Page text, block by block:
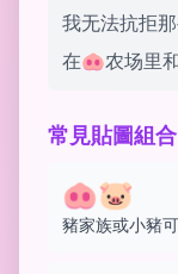
我无法抗拒
在🐽农场里
常見貼圖組合
🐽🐷
豬家族或小豬